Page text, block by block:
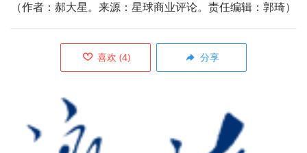
（作者：郝大星。来源：星球商业评论。责任编辑：郭琦）
喜欢 (4) 分享